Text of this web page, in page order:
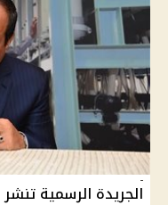
الجريدة الرسمية